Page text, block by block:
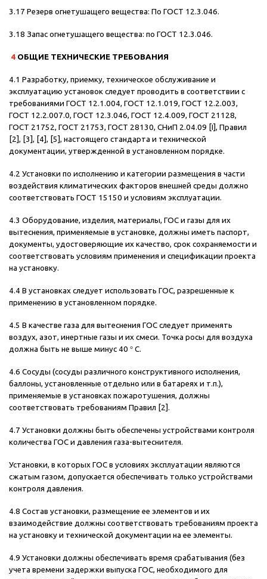
3.17 Резерв огнетушащего вещества: По ГОСТ 12.3.046.
3.18 Запас огнетушащего вещества: по ГОСТ 12.3.046.
4 ОБЩИЕ ТЕХНИЧЕСКИЕ ТРЕБОВАНИЯ
4.1 Разработку, приемку, техническое обслуживание и
эксплуатацию установок следует проводить в соответствии с
требованиями ГОСТ 12.1.004, ГОСТ 12.1.019, ГОСТ 12.2.003,
ГОСТ 12.2.007.0, ГОСТ 12.3.046, ГОСТ 12.4.009, ГОСТ 21128,
ГОСТ 21752, ГОСТ 21753, ГОСТ 28130, СНиП 2.04.09 [I], Правил
[2], [3], [4], [5], настоящего стандарта и технической
документации, утвержденной в установленном порядке.
4.2 Установки по исполнению и категории размещения в части
воздействия климатических факторов внешней среды должно
соответствовать ГОСТ 15150 и условиям эксплуатации.
4.3 Оборудование, изделия, материалы, ГОС и газы для их
вытеснения, применяемые в установке, должны иметь паспорт,
документы, удостоверяющие их качество, срок сохраняемости и
соответствовать условиям применения и спецификации проекта
на установку.
4.4 В установках следует использовать ГОС, разрешенные к
применению в установленном порядке.
4.5 В качестве газа для вытеснения ГОС следует применять
воздух, азот, инертные газы и их смеси. Точка росы для воздуха
должна быть не выше минус 40 ° С.
4.6 Сосуды (сосуды различного конструктивного исполнения,
баллоны, установленные отдельно или в батареях и т.п.),
применяемые в установках пожаротушения, должны
соответствовать требованиям Правил [2].
4.7 Установки должны быть обеспечены устройствами контроля
количества ГОС и давления газа-вытеснителя.
Установки, в которых ГОС в условиях эксплуатации являются
сжатым газом, допускается обеспечивать только устройствами
контроля давления.
4.8 Состав установки, размещение ее элементов и их
взаимодействие должны соответствовать требованиям проекта
на установку и технической документации на ее элементы.
4.9 Установки должны обеспечивать время срабатывания (без
учета времени задержки выпуска ГОС, необходимого для